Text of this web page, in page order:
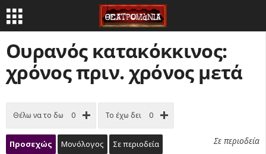
Ουρανός κατακόκκινος:
χρόνος πριν. χρόνος μετά
Θέλω να το δω 0 Το έχω δει 0
Προσεχώς Μονόλογος Σε περιοδεία Σε περιοδεία